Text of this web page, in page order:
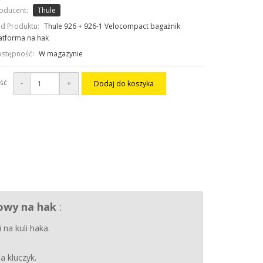
Thule
Produktu: Thule 926 + 926-1 Velocompact bagażnik
na hak
W magazynie
- + Dodaj do koszyka
na hak :
kuli haka.
kluczyk.